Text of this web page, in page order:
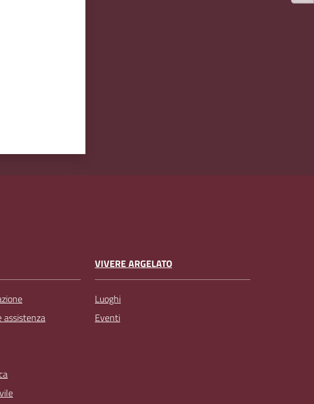
assistenza
VIVERE ARGELATO
Luoghi
Eventi